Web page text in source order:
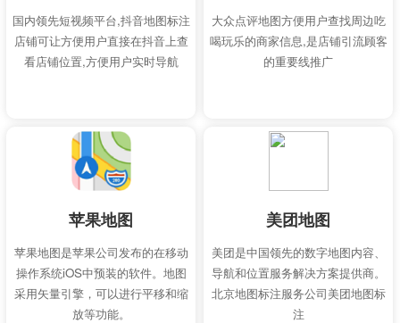
国内领先短视频平台,抖音地图标注
店铺可让方便用户直接在抖音上查
看店铺位置,方便用户实时导航
大众点评地图方便用户查找周边吃
喝玩乐的商家信息,是店铺引流顾客
的重要线推广
苹果地图
苹果地图是苹果公司发布的在移动
操作系统iOS中预装的软件。地图
采用矢量引擎，可以进行平移和缩
放等功能。
美团地图
美团是中国领先的数字地图内容、
导航和位置服务解决方案提供商。
北京地图标注服务公司美团地图标
注